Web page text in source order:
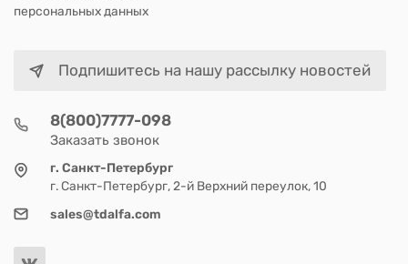
персональных данных
Подпишитесь на нашу рассылку новостей
8(800)7777-098
Заказать звонок
г. Санкт-Петербург
г. Санкт-Петербург, 2-й Верхний переулок, 10
sales@tdalfa.com